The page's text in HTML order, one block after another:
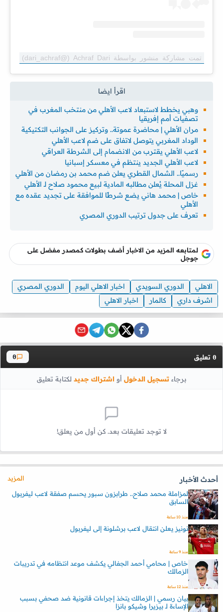
تمت مشاركة منشور بواسطة ‏‎Achraf Dari‎‏ (@‏‎dari_achraf‎‏)
وهبي يخطط لاستبعاد لاعب الأهلي من منتخب المغرب في
تصفيات أمم إفريقيا
مران الأهلي | محاضرة عموتة.. وتركيز على الجوانب التكتيكية
الوداد المغربي يتوصل لاتفاق على ضم لاعب الأهلي
لاعب الأهلي يقترب من الانضمام إلى الشرطة العراقي
لاعب الأهلي الجديد ينتظم في معسكر إسبانيا
رسميًا.. الشمال القطري يعلن ضم محمد بن رمضان من الأهلي
غزل المحلة يُعلن مطالبه المادية لبيع محمود صلاح لـ الأهلي
خاص | محمد هاني يضع شرطًا للموافقة على تجديد عقده مع
الأهلي
تعرف على جدول ترتيب الدوري المصري
لمتابعه المزيد من الاخبار أضف بطولات كمصدر مفضل على
جوجل
الاهلي الدوري السويدي اخبار الاهلي اليوم
الدوري المصري
اشرف داري
كالمار اخبار الاهلي
0 تعليق 0
برجاءتسجيل الدخول أواشتراك جديد لكتابة تعليق
لا توجد تعليقات بعد. كن أول من يعلق!
أحدث الأخبار
المزيد
لمزاملة محمد صلاح.. طرابزون سبور يحسم صفقة لاعب ليفربول
السابق
منذ 10 ساعة
نونيز يعلن انتقال لاعب برشلونة إلى ليفربول
منذ 9 ساعة
خاص | محامي أحمد الجفالي يكشف موعد انتظامه في تدريبات
الزمالك
منذ 12 ساعة
بيان رسمي | الزمالك يتخذ إجراءات قانونية ضد صحفي بسبب
الإساءة لـ بيزيرا وشيكو بانزا